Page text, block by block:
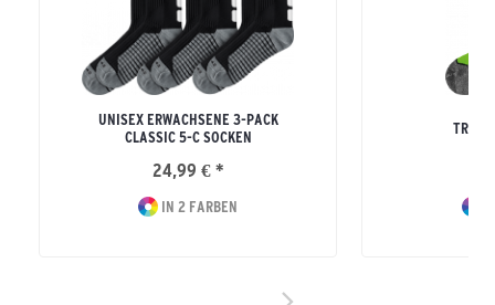
UNISEX ERWACHSENE 3-PACK
CLASSIC 5-C SOCKEN
24,99 € *
IN 2 FARBEN